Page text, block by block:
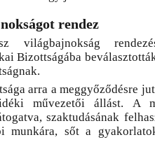
rendez
Bizottságába
arra a meggyőződésre
művezetői állást. A
szaktudásának
munkára, sőt a